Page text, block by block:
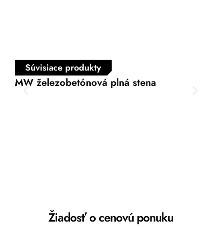
Súvisiace produkty
MW železobetónová plná stena
Žiadosť o cenovú ponuku